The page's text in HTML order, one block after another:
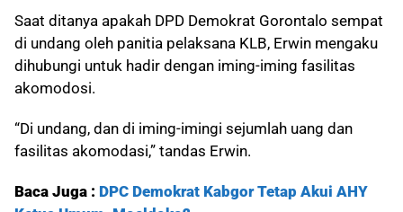
Saat ditanya apakah DPD Demokrat Gorontalo sempat
di undang oleh panitia pelaksana KLB, Erwin mengaku
dihubungi untuk hadir dengan iming-iming fasilitas
akomodosi.
“Di undang, dan di iming-imingi sejumlah uang dan
fasilitas akomodasi,” tandas Erwin.
Baca Juga : DPC Demokrat Kabgor Tetap Akui AHY